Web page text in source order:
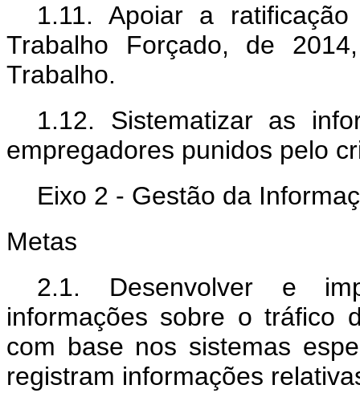
1.11. Apoiar a
Trabalho Forçado, de
Trabalho.
1.12. Sistematizar as
empregadores punidos pelo
Eixo 2 - Gestão da
Metas
2.1. Desenvolver e
informações sobre o tráfico
com base nos sistemas
registram informações